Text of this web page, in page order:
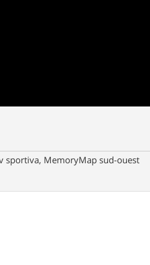
sportiva, MemoryMap sud-ouest